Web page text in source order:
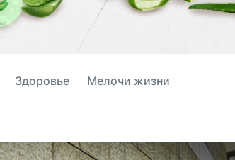
Здоровье Мелочи жизни